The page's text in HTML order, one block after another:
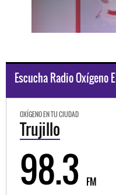
Escucha Radio Oxígeno
OXÍGENO EN TU CIUDAD
Trujillo
98.3 FM